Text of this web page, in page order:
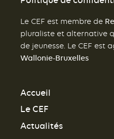
Le CEF est membre de
pluraliste et alternative
de jeunesse. Le CEF est
Wallonie-Bruxelles
Accueil
Le CEF
Actualités